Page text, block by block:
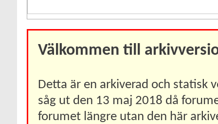
Välkommen till
Detta är en arkiverad och statisk
såg ut den 13 maj 2018 då
forumet längre utan den här